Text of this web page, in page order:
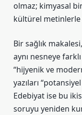
olmaz; kimyasal
kültürel
Bir sağlık
aynı nesneye
“hijyenik ve
yazıları
Edebiyat ise bu
soruyu yeniden